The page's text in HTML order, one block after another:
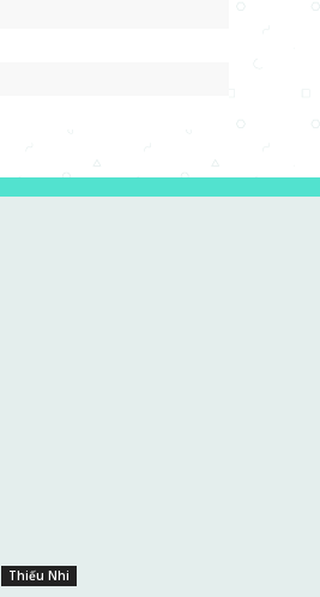
Thiếu Nhi